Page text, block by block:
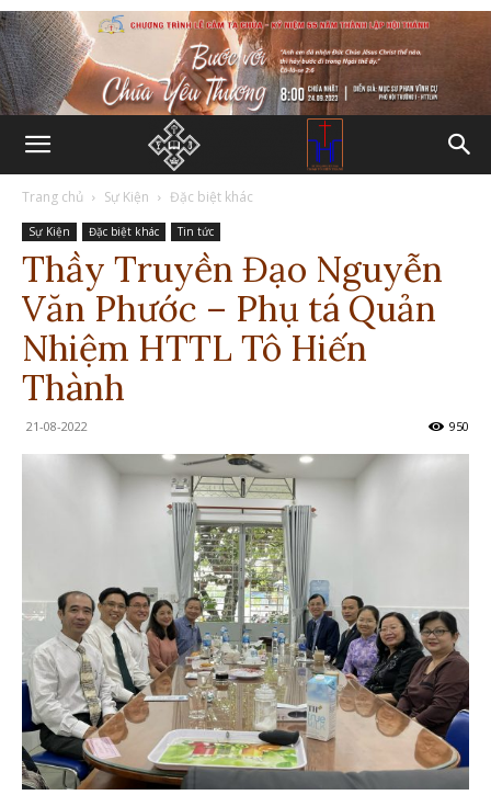
Trang chủ Sự Kiện Đặc biệt khác
Sự Kiện Đặc biệt khác Tin tức
Thầy Truyền Đạo Nguyễn
Văn Phước – Phụ tá Quản
Nhiệm HTTL Tô Hiến
Thành
21-08-2022 950